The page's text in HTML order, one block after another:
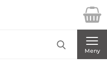
Telecom AB
Meny